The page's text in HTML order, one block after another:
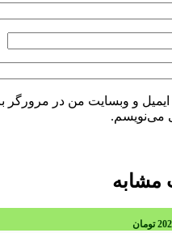
ایمیل و وبسایت من در مرورگر
می‌نویسم.
مشابه
تومان